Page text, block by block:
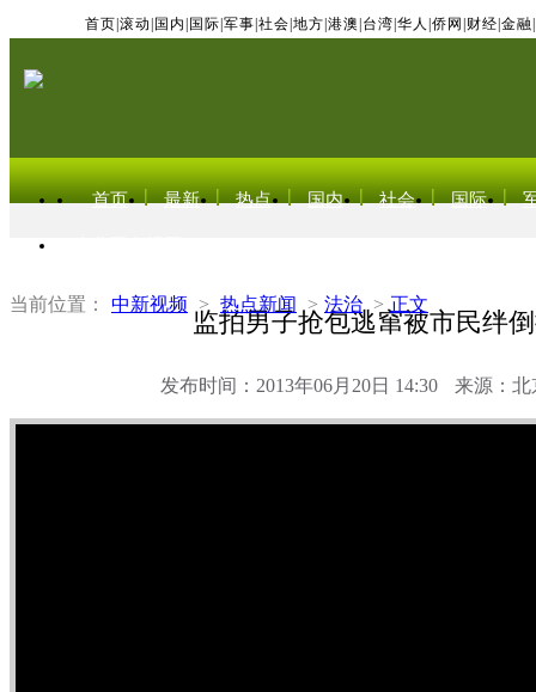
首页 滚动 国内 国际 军事 社会 地方 港澳 台湾 华人 侨网 财经 金融
首页 最新 热点 国内 社会 国际
当前位置： 中新视频 > 热点新闻 > 法治 > 正文
监拍男子抢包逃窜被市民绊
发布时间：2013年06月20日 14:30 来源：北